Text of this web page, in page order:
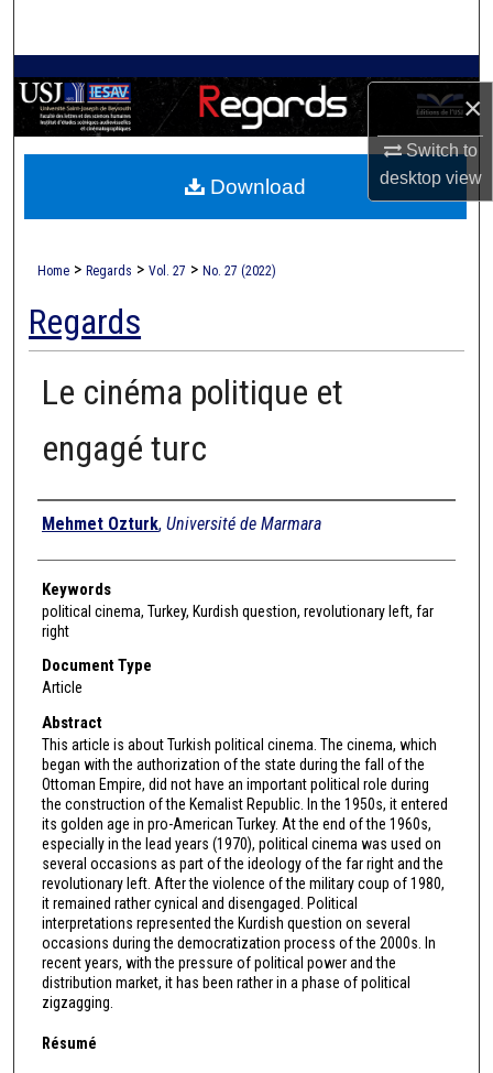
×
Switch to
desktopview
Browse Collections
My Account
About
Home > Regards > Vol. 27 > No. 27 (2022)
Regards
Le cinéma politique et
engagé turc
Authors
Mehmet Ozturk, Université de Marmara
Keywords
political cinema, Turkey, Kurdish question, revolutionary left, far
right
Document Type
Article
Abstract
This article is about Turkish political cinema. The cinema, which
began with the authorization of the state during the fall of the
Ottoman Empire, did not have an important political role during
the construction of the Kemalist Republic. In the 1950s, it entered
its golden age in pro-American Turkey. At the end of the 1960s,
especially in the lead years (1970), political cinema was used on
several occasions as part of the ideology of the far right and the
revolutionary left. After the violence of the military coup of 1980,
it remained rather cynical and disengaged. Political
interpretations represented the Kurdish question on several
occasions during the democratization process of the 2000s. In
recent years, with the pressure of political power and the
distribution market, it has been rather in a phase of political
zigzagging.
Résumé
Download